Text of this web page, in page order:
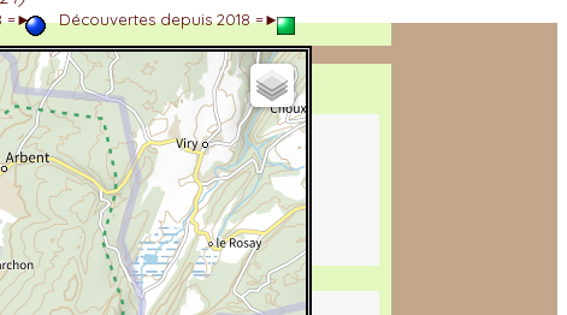
=► Découvertes depuis 2018 =►